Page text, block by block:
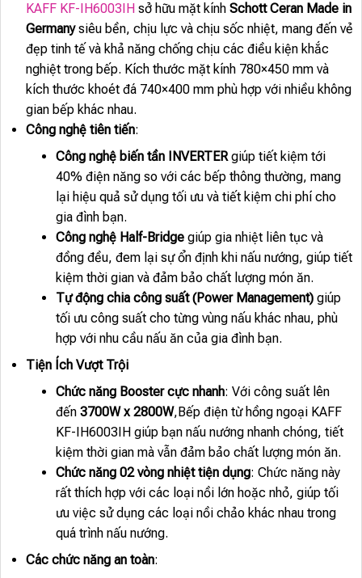
KAFF KF-IH6003IH sở hữu mặt kính Schott Ceran Made in
Germanysiêu bền, chịu lực và chịu sốc nhiệt, mang đến vẻ
đẹp tinh tế và khả năng chống chịu các điều kiện khắc
nghiệt trong bếp. Kích thước mặt kính 780×450 mm và
kích thước khoét đá 740×400 mm phù hợp với nhiều không
gian bếp khác nhau.
Công nghệ tiên tiến:
Công nghệ biến tần INVERTERgiúp tiết kiệm tới
40% điện năng so với các bếp thông thường, mang
lại hiệu quả sử dụng tối ưu và tiết kiệm chi phí cho
gia đình bạn.
Công nghệ Half-Bridgegiúp gia nhiệt liên tục và
đồng đều, đem lại sự ổn định khi nấu nướng, giúp tiết
kiệm thời gian và đảm bảo chất lượng món ăn.
Tự động chia công suất (Power Management)giúp
tối ưu công suất cho từng vùng nấu khác nhau, phù
hợp với nhu cầu nấu ăn của gia đình bạn.
Tiện Ích Vượt Trội
Chức năng Booster cực nhanh: Với công suất lên
đến 3700W x 2800W,Bếp điện từ hồng ngoại KAFF
KF-IH6003IH giúp bạn nấu nướng nhanh chóng, tiết
kiệm thời gian mà vẫn đảm bảo chất lượng món ăn.
Chức năng 02 vòng nhiệt tiện dụng: Chức năng này
rất thích hợp với các loại nồi lớn hoặc nhỏ, giúp tối
ưu việc sử dụng các loại nồi chảo khác nhau trong
quá trình nấu nướng.
Các chức năng an toàn: